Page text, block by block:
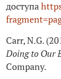
доступа
Carr, N.G.
Doing to Our
Company.